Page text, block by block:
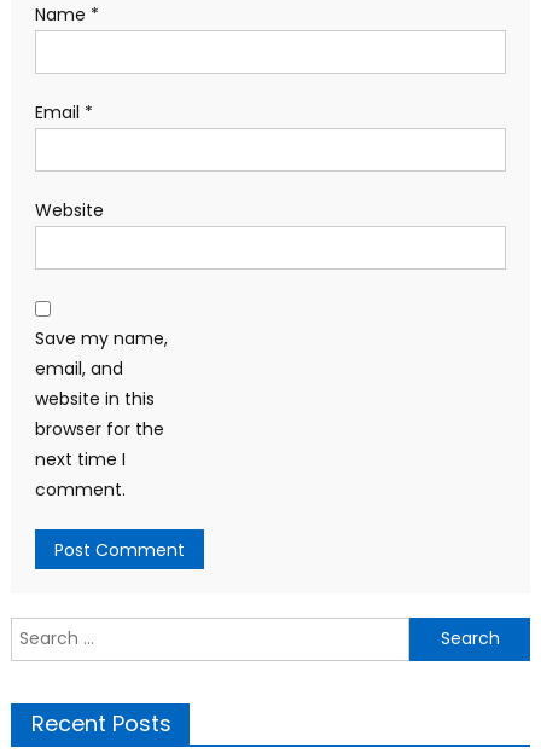
Name *
Email *
Website
Save my name,
email, and
website in this
browser for the
next time I
comment.
Search
for:
Recent Posts